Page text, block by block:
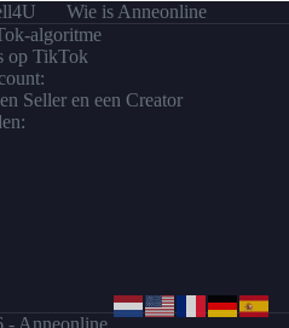
Wie is Anneonline
algoritme
op TikTok
Seller en een Creator